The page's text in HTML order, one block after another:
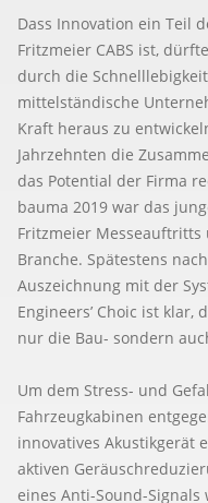
Dass Innovation ein Teil
Fritzmeier CABS ist,
durch die
mittelständische
Kraft heraus zu
Jahrzehnten die
das Potential der Firma
bauma 2019 war das
Fritzmeier
Branche. Spätestens
Auszeichnung mit der
Engineers’ Choic ist
nur die Bau- sondern
Um dem Stress- und
Fahrzeugkabinen
innovatives Akustikgerät
aktiven
eines Anti-Sound-